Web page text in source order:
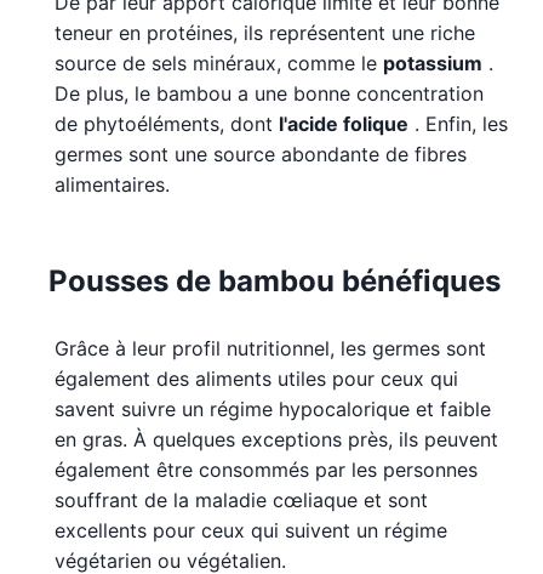
teneur en protéines, ils représentent une riche
source de sels minéraux, comme le potassium .
De plus, le bambou a une bonne concentration
de phytoéléments, dont l'acide folique . Enfin, les
germes sont une source abondante de fibres
alimentaires.
Pousses de bambou bénéfiques
Grâce à leur profil nutritionnel, les germes sont
également des aliments utiles pour ceux qui
savent suivre un régime hypocalorique et faible
en gras. À quelques exceptions près, ils peuvent
également être consommés par les personnes
souffrant de la maladie cœliaque et sont
excellents pour ceux qui suivent un régime
végétarien ou végétalien.